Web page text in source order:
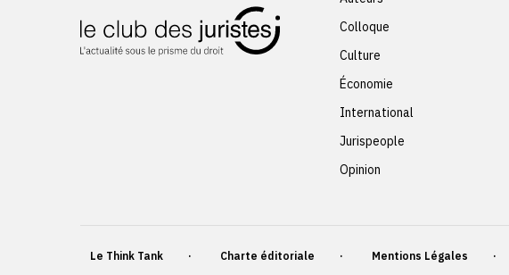
Colloque
Culture
Économie
International
Jurispeople
Opinion
Le Think Tank Charte éditoriale Mentions Légales